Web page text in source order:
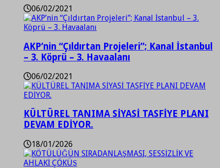
06/02/2021
AKP’nin “Çıldırtan Projeleri”; Kanal İstanbul
– 3. Köprü – 3. Havaalanı
06/02/2021
KÜLTÜREL TANIMA SİYASİ TASFİYE PLANI
DEVAM EDİYOR.
18/01/2026